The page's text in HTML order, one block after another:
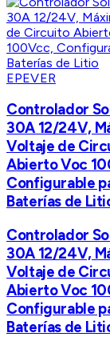
EPEVER
Controlador
30A 12/24V,
Voltaje de
Abierto Voc
Configurable
Baterías de
Controlador
30A 12/24V,
Voltaje de
Abierto Voc
Configurable
Baterías de